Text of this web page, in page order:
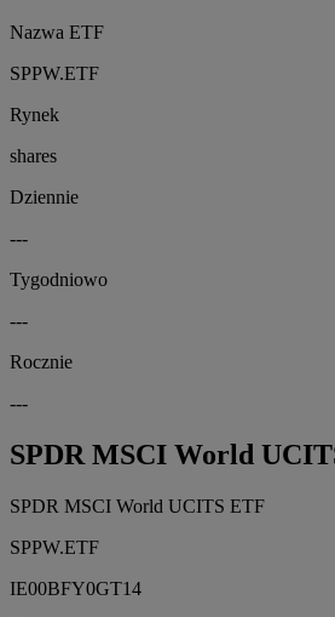
Nazwa ETF
SPPW.ETF
Rynek
shares
Dziennie
---
Tygodniowo
---
Rocznie
---
SPDR MSCI World
SPDR MSCI World UCITS ETF
SPPW.ETF
IE00BFY0GT14